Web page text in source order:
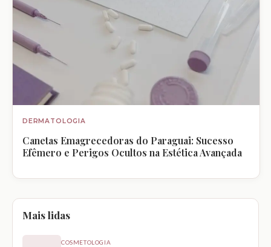
DERMATOLOGIA
Canetas Emagrecedoras do Paraguai: Sucesso
Efêmero e Perigos Ocultos na Estética Avançada
Mais lidas
COSMETOLOGIA